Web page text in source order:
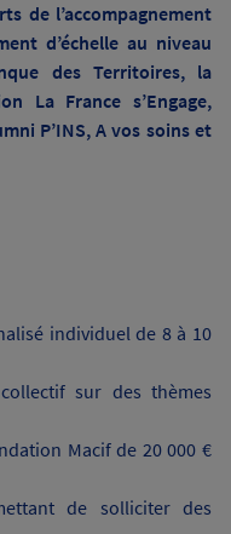
de l’accompagnement
d’échelle au niveau
des Territoires, la
La France s’Engage,
P’INS, A vos soins et
individuel de 8 à 10
sur des thèmes
Macif de 20 000 €
de solliciter des